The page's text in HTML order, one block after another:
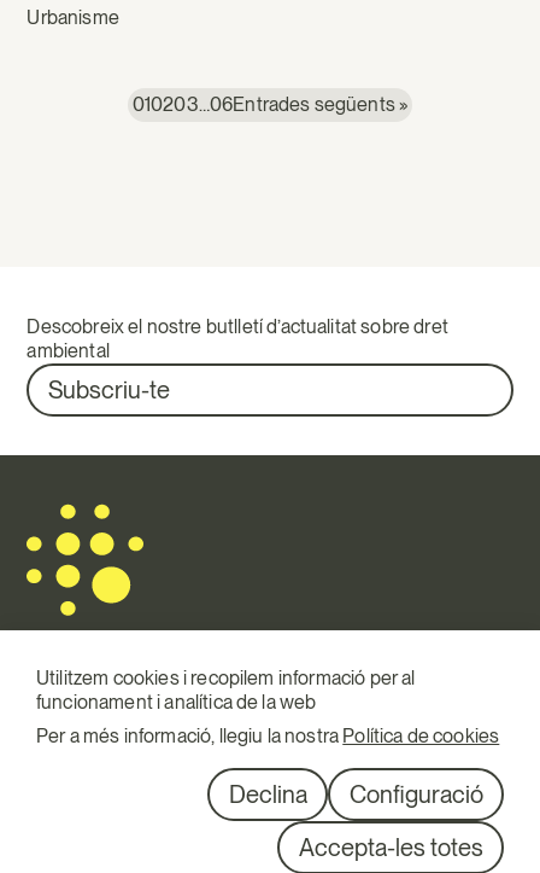
Urbanisme
010203…06Entrades següents »
Descobreix el nostre butlletí d’actualitat sobre dret
ambiental
Subscriu-te
Mail.
info@terraqui.com
Telf.
+34 934 146 307
Utilitzem cookies i recopilem informació per al
funcionament i analítica de la web
Per a més informació, llegiu la nostra Política de cookies
Declina
Configuració
Accepta-les totes